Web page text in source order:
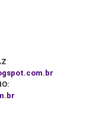
.com. br
. br